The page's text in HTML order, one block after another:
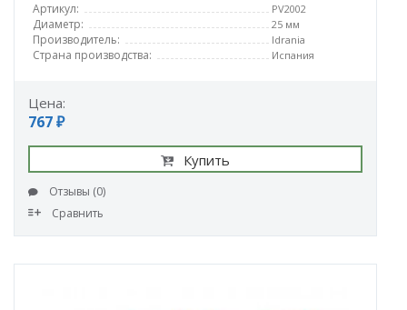
Артикул: PV2002
Диаметр: 25 мм
Производитель: Idrania
Страна производства: Испания
Цена:
767 ₽
Купить
Отзывы (0)
Сравнить